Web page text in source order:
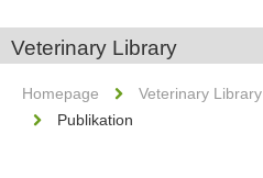
Veterinary Library
Homepage Veterinary Library
Publikation